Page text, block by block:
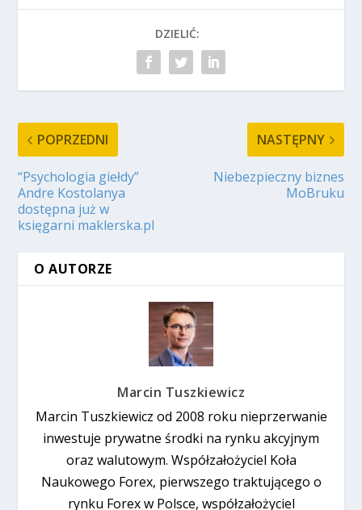
DZIELIĆ:
POPRZEDNI
“Psychologia giełdy”
Andre Kostolanya
dostępna już w
księgarni maklerska.pl
NASTĘPNY
Niebezpieczny biznes
MoBruku
O AUTORZE
Marcin Tuszkiewicz
Marcin Tuszkiewicz od 2008 roku nieprzerwanie
inwestuje prywatne środki na rynku akcyjnym
oraz walutowym. Współzałożyciel Koła
Naukowego Forex, pierwszego traktującego o
rynku Forex w Polsce, współzałożyciel